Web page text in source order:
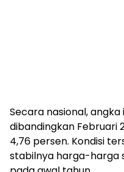
Secara nasional,
dibandingkan Februari
4,76 persen. Kondisi
stabilnya harga-harga